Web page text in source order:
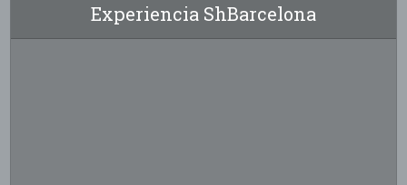
Experiencia ShBarcelona